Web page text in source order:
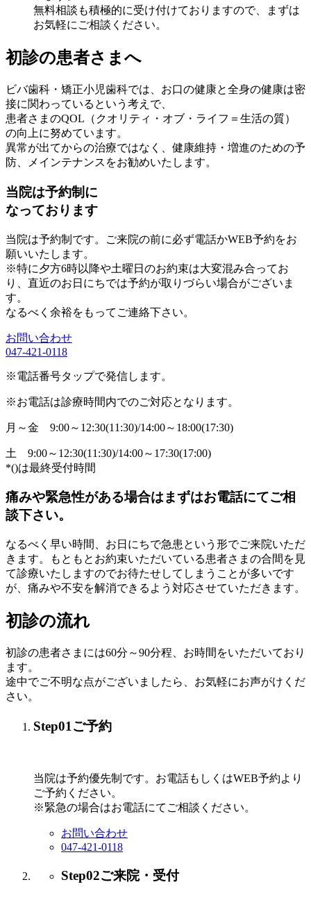
無料相談も積極的に受け付けておりますので、まずは
お気軽にご相談ください。
初診の患者さまへ
ビバ歯科・矯正小児歯科では、お口の健康と全身の健康は密
接に関わっているという考えで、
患者さまのQOL（クオリティ・オブ・ライフ＝生活の質）
の向上に努めています。
異常が出てからの治療ではなく、健康維持・増進のための予
防、メインテナンスをお勧めいたします。
当院は予約制に
なっております
当院は予約制です。ご来院の前に必ず電話かWEB予約をお
願いいたします。
※特に夕方6時以降や土曜日のお約束は大変混み合ってお
り、直近のお日にちでは予約が取りづらい場合がございま
す。
なるべく余裕をもってご連絡下さい。
お問い合わせ
047-421-0118
※電話番号タップで発信します。
※お電話は診療時間内でのご対応となります。
月～金 9:00～12:30(11:30)/14:00～18:00(17:30)
土
9:00～12:30(11:30)/14:00～17:30(17:00)
*()は最終受付時間
痛みや緊急性がある場合はまずはお電話にてご相
談下さい。
なるべく早い時間、お日にちで急患という形でご来院いただ
きます。もともとお約束いただいている患者さまの合間を見
て診療いたしますのでお待たせしてしまうことが多いです
が、痛みや不安を解消できるよう対応させていただきます。
初診の流れ
初診の患者さまには60分～90分程、お時間をいただいており
ます。
途中でご不明な点がございましたら、お気軽にお声がけくだ
さい。
Step01 ご予約
当院は予約優先制です。お電話もしくはWEB予約より
ご予約ください。
※緊急の場合はお電話にてご相談ください。
お問い合わせ
047-421-0118
Step02ご来院・受付